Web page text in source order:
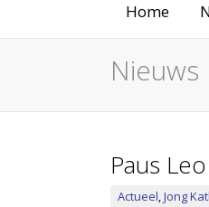
Home
Nieuws
Paus
Actueel,Jong